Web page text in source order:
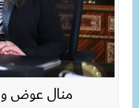
منال عوض